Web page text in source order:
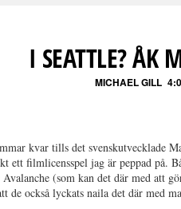
I SEATTLE? ÅK
MICHAEL GILL
kvar tills det svenskutvecklade
ett filmlicensspel jag är peppad på.
(som kan det där med att
de också lyckats naila det där med